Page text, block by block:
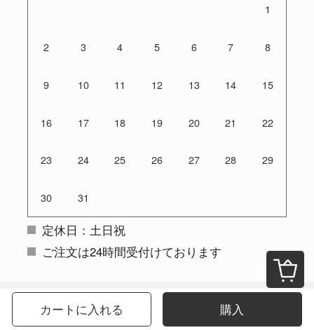
カートに入れる 購入
1
2 3 4 5 6 7 8
9 10 11 12 13 14 15
16 17 18 19 20 21 22
23 24 25 26 27 28 29
30 31
定休日：土日祝
ご注文は24時間受付けております
お支払い方法について
クレジットカード（VISA、Master、JCB、Amex）、銀行振込をご利用